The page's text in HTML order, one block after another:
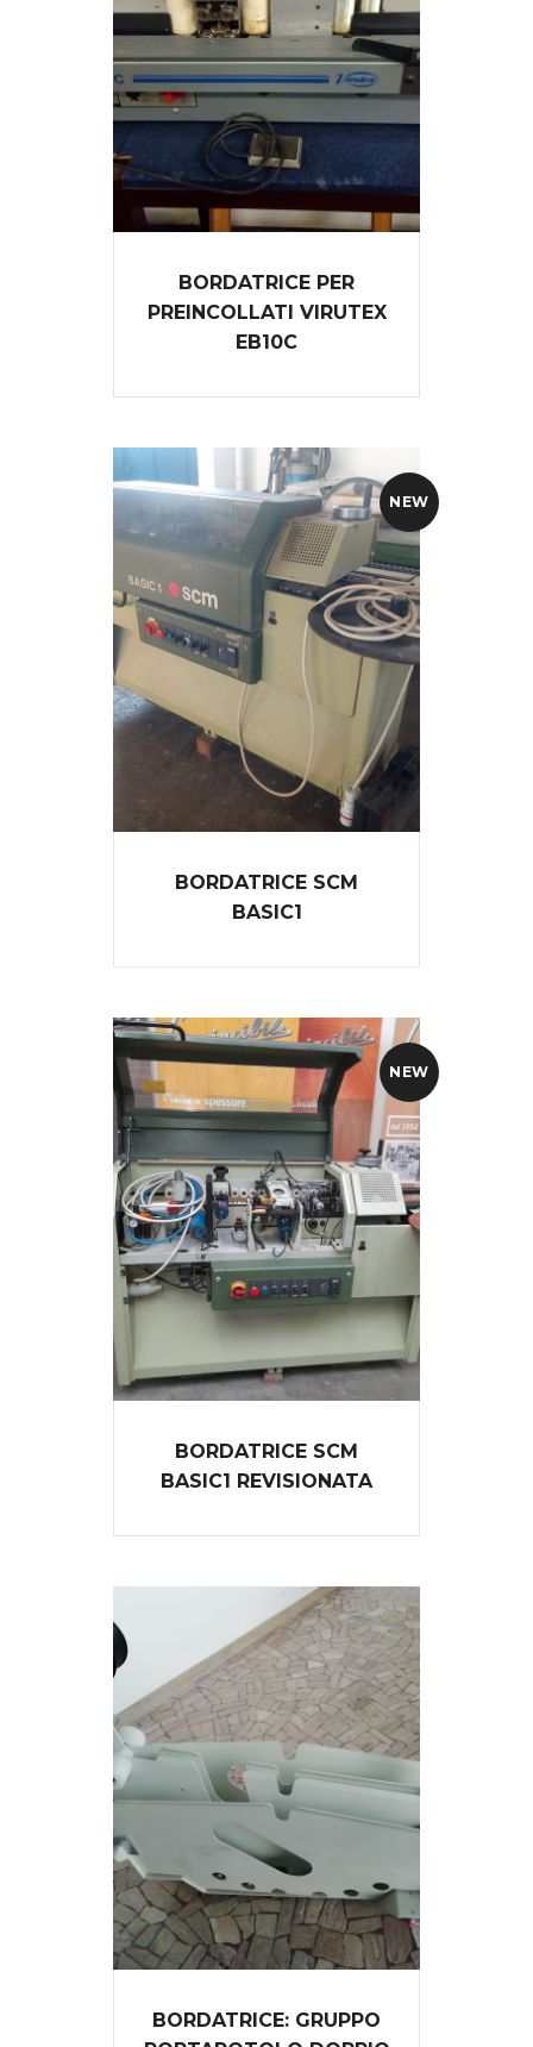
BORDATRICE PER
PREINCOLLATI VIRUTEX
EB10C
NEW
BORDATRICE SCM
BASIC1
NEW
BORDATRICE SCM
BASIC1 REVISIONATA
BORDATRICE: GRUPPO